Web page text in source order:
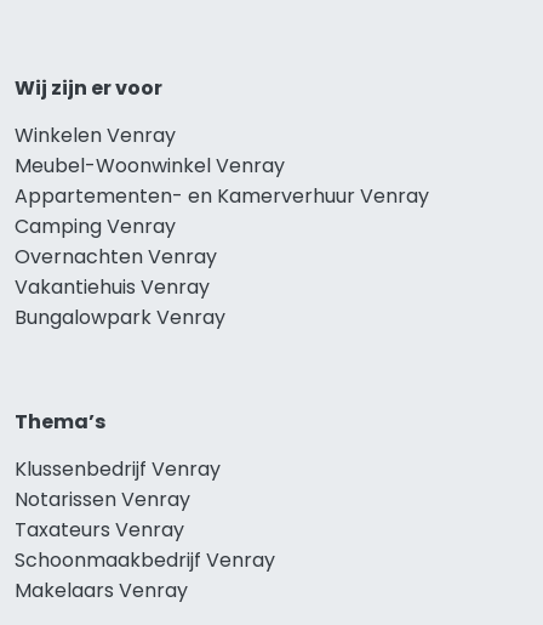
Wij zijn er voor
Winkelen Venray
Meubel-Woonwinkel Venray
Appartementen- en Kamerverhuur Venray
Camping Venray
Overnachten Venray
Vakantiehuis Venray
Bungalowpark Venray
Thema’s
Klussenbedrijf Venray
Notarissen Venray
Taxateurs Venray
Schoonmaakbedrijf Venray
Makelaars Venray